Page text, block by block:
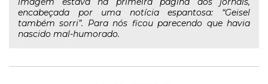
encabeçada por uma notícia espantosa: “Geisel
também sorri”. Para nós ficou parecendo que havia
nascido mal-humorado.